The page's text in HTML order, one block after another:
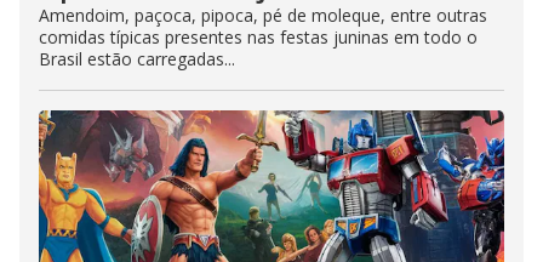
Amendoim, paçoca, pipoca, pé de moleque, entre outras
comidas típicas presentes nas festas juninas em todo o
Brasil estão carregadas...